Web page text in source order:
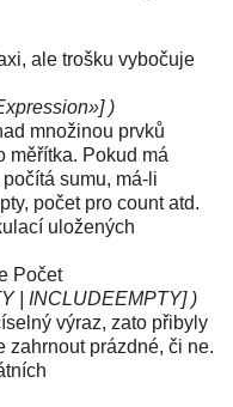
ale trošku vybočuje
)
množinou prvků
měřítka. Pokud má
sumu, má-li
počet pro count atd.
uložených
Počet
| INCLUDEEMPTY] )
výraz, zato přibyly
zahrnout prázdné, či ne.